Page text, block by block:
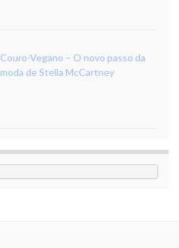
Couro-Vegano – O novo passo da
moda de Stella McCartney